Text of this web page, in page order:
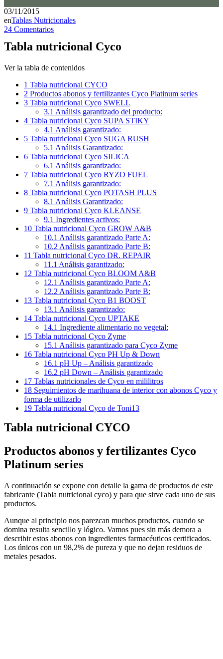
03/11/2015
enTablas Nutricionales
24 Comentarios
Tabla nutricional Cyco
Ver la tabla de contenidos
1 Tabla nutricional CYCO
2 Productos abonos y fertilizantes Cyco Platinum series
3 Tabla nutricional Cyco SWELL
3.1 Análisis garantizado del producto:
4 Tabla nutricional Cyco SUPA STIKY
4.1 Análisis garantizado:
5 Tabla nutricional Cyco SUGA RUSH
5.1 Análisis Garantizado:
6 Tabla nutricional Cyco SILICA
6.1 Análisis garantizado:
7 Tabla nutricional Cyco RYZO FUEL
7.1 Análisis garantizado:
8 Tabla nutricional Cyco POTASH PLUS
8.1 Análisis Garantizado:
9 Tabla nutricional Cyco KLEANSE
9.1 Ingredientes activos:
10 Tabla nutricional Cyco GROW A&B
10.1 Análisis garantizado Parte A:
10.2 Análisis garantizado Parte B:
11 Tabla nutricional Cyco DR. REPAIR
11.1 Análisis garantizado:
12 Tabla nutricional Cyco BLOOM A&B
12.1 Análisis garantizado Parte A:
12.2 Análisis garantizado Parte B:
13 Tabla nutricional Cyco B1 BOOST
13.1 Análisis garantizado:
14 Tabla nutricional Cyco UPTAKE
14.1 Ingrediente alimentario no vegetal:
15 Tabla nutricional Cyco Zyme
15.1 Análisis garantizado para Cyco Zyme
16 Tabla nutricional Cyco PH Up & Down
16.1 pH Up – Análisis garantizado
16.2 pH Down – Análisis garantizado
17 Tablas nutricionales de Cyco en mililitros
18 Seguimientos de marihuana de interior con abonos Cyco y
forma de utilizarlo
19 Tabla nutricional Cyco de Toni13
Tabla nutricional CYCO
Productos abonos y fertilizantes Cyco
Platinum series
A continuación se expone con detalle la gama de productos de este
fabricante (Tabla nutricional cyco) y para que sirve cada uno de sus
productos.
Aunque al principio nos parezcan muchos productos, cuando se
domina resulta sencillo y lógico. Vamos pues sin más demora a
describir estos abonos con ingredientes farmacéuticos certificados.
Los únicos con un 98,2% de pureza y que no dejan residuos de
metales pesados.